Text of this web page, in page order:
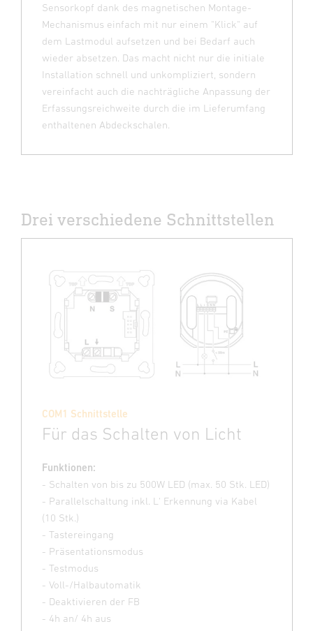
Sensorkopf dank des magnetischen Montage-
Mechanismus einfach mit nur einem "Klick" auf
dem Lastmodul aufsetzen und bei Bedarf auch
wieder absetzen. Das macht nicht nur die initiale
Installation schnell und unkompliziert, sondern
vereinfacht auch die nachträgliche Anpassung der
Erfassungsreichweite durch die im Lieferumfang
enthaltenen Abdeckschalen.
Drei verschiedene Schnittstellen
COM1 Schnittstelle
Für das Schalten von Licht
Funktionen:
- Schalten von bis zu 500W LED (max. 50 Stk. LED)
- Parallelschaltung inkl. L‘ Erkennung via Kabel
(10 Stk.)
- Tastereingang
- Präsentationsmodus
- Testmodus
- Voll-/Halbautomatik
- Deaktivieren der FB
- 4h an/ 4h aus